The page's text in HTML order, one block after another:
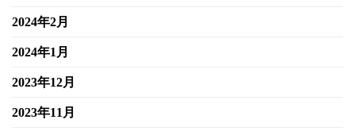
2024年2月
2024年1月
2023年12月
2023年11月